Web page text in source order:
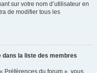
sur votre nom d’utilisateur en
de modifier tous les
dans la liste des membres
Préférences du forum », vous